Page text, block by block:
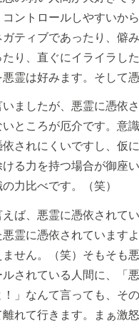
ントロールしやすいか
ガティブであったり、僻
たり、直ぐにイライラし
霊は好みます。そして憑
いましたが、悪霊に憑依
ところが厄介です。意
依されにくいですし、仮
ける力を持つ場合が御座
力比べです。（笑）
えば、悪霊に憑依されて
悪霊に憑依されています
ません。（笑）そもそも
ルされている人間に、「
！」なんて言っても、そ
離れて行きます。まぁ激